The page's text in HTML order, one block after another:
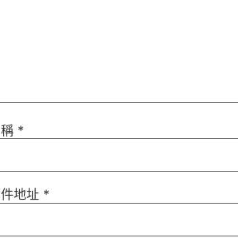
*
地址 *